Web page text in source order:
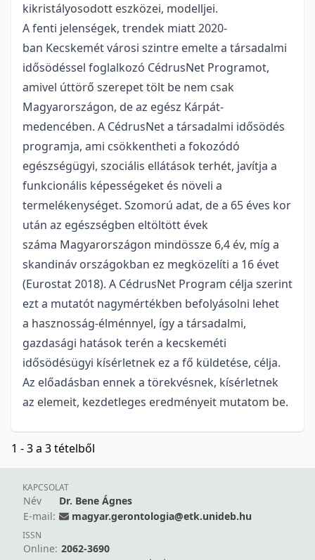
kikristályosodott eszközei, modelljei.
A fenti jelenségek, trendek miatt 2020-
ban Kecskemét városi szintre emelte a társadalmi
idősödéssel foglalkozó CédrusNet Programot,
amivel úttörő szerepet tölt be nem csak
Magyarországon, de az egész Kárpát-
medencében. A CédrusNet a társadalmi idősödés
programja, ami csökkentheti a fokozódó
egészségügyi, szociális ellátások terhét, javítja a
funkcionális képességeket és növeli a
termelékenységet. Szomorú adat, de a 65 éves kor
után az egészségben eltöltött évek
száma Magyarországon mindössze 6,4 év, míg a
skandináv országokban ez megközelíti a 16 évet
(Eurostat 2018). A CédrusNet Program célja szerint
ezt a mutatót nagymértékben befolyásolni lehet
a hasznosság-élménnyel, így a társadalmi,
gazdasági hatások terén a kecskeméti
idősödésügyi kísérletnek ez a fő küldetése, célja.
Az előadásban ennek a törekvésnek, kísérletnek
az elemeit, kezdetleges eredményeit mutatom be.
1 - 3 a 3 tételből
KAPCSOLAT
Név
Dr. Bene Ágnes
E-mail:
magyar.gerontologia@etk.unideb.hu
ISSN
Online: 2062-3690